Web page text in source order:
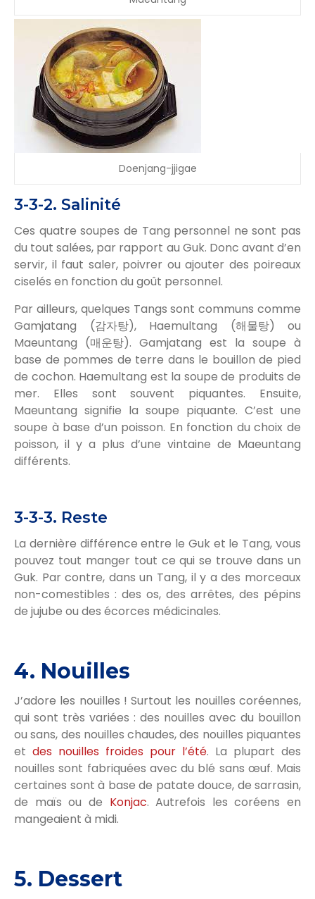
Doenjang-jjigae
3-3-2. Salinité
Ces quatre soupes de Tang personnel ne sont pas
du tout salées, par rapport au Guk. Donc avant d’en
servir, il faut saler, poivrer ou ajouter des poireaux
ciselés en fonction du goût personnel.
Par ailleurs, quelques Tangs sont communs comme
Gamjatang (감자탕), Haemultang (해물탕) ou
Maeuntang (매운탕). Gamjatang est la soupe à
base de pommes de terre dans le bouillon de pied
de cochon. Haemultang est la soupe de produits de
mer. Elles sont souvent piquantes. Ensuite,
Maeuntang signifie la soupe piquante. C’est une
soupe à base d’un poisson. En fonction du choix de
poisson, il y a plus d’une vintaine de Maeuntang
différents.
3-3-3. Reste
La dernière différence entre le Guk et le Tang, vous
pouvez tout manger tout ce qui se trouve dans un
Guk. Par contre, dans un Tang, il y a des morceaux
non-comestibles : des os, des arrêtes, des pépins
de jujube ou des écorces médicinales.
4. Nouilles
J’adore les nouilles ! Surtout les nouilles coréennes,
qui sont très variées : des nouilles avec du bouillon
ou sans, des nouilles chaudes, des nouilles piquantes
et des nouilles froides pour l’été. La plupart des
nouilles sont fabriquées avec du blé sans œuf. Mais
certaines sont à base de patate douce, de sarrasin,
de maïs ou de Konjac. Autrefois les coréens en
mangeaient à midi.
5. Dessert